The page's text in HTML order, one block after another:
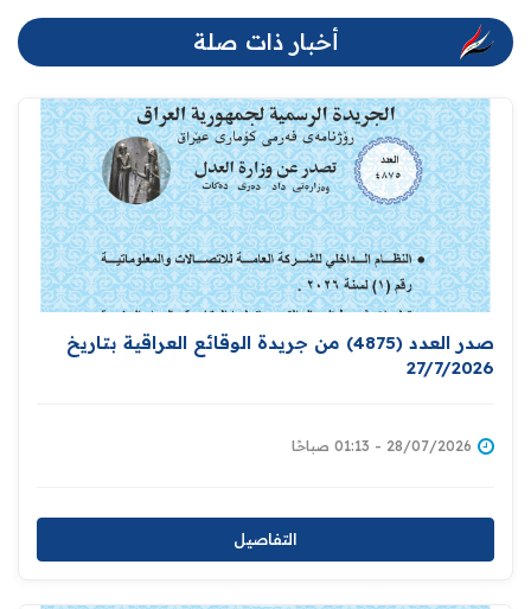
أخبار ذات صلة
صدر العدد (4875) من جريدة الوقائع العراقية بتاريخ
27/7/2026
28/07/2026 - 01:13 صباحًا
التفاصيل